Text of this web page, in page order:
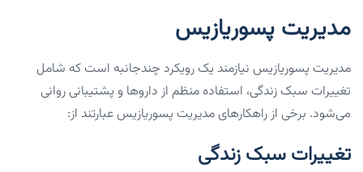
مدیریت پسوریازیس
مدیریت پسوریازیس نیازمند یک رویکرد چندجانبه است که شامل
تغییرات سبک زندگی، استفاده منظم از داروها و پشتیبانی روانی
می‌شود. برخی از راهکارهای مدیریت پسوریازیس عبارتند از:
تغییرات سبک زندگی